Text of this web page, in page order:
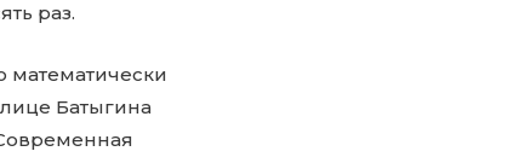
раз.
математически
Батыгина